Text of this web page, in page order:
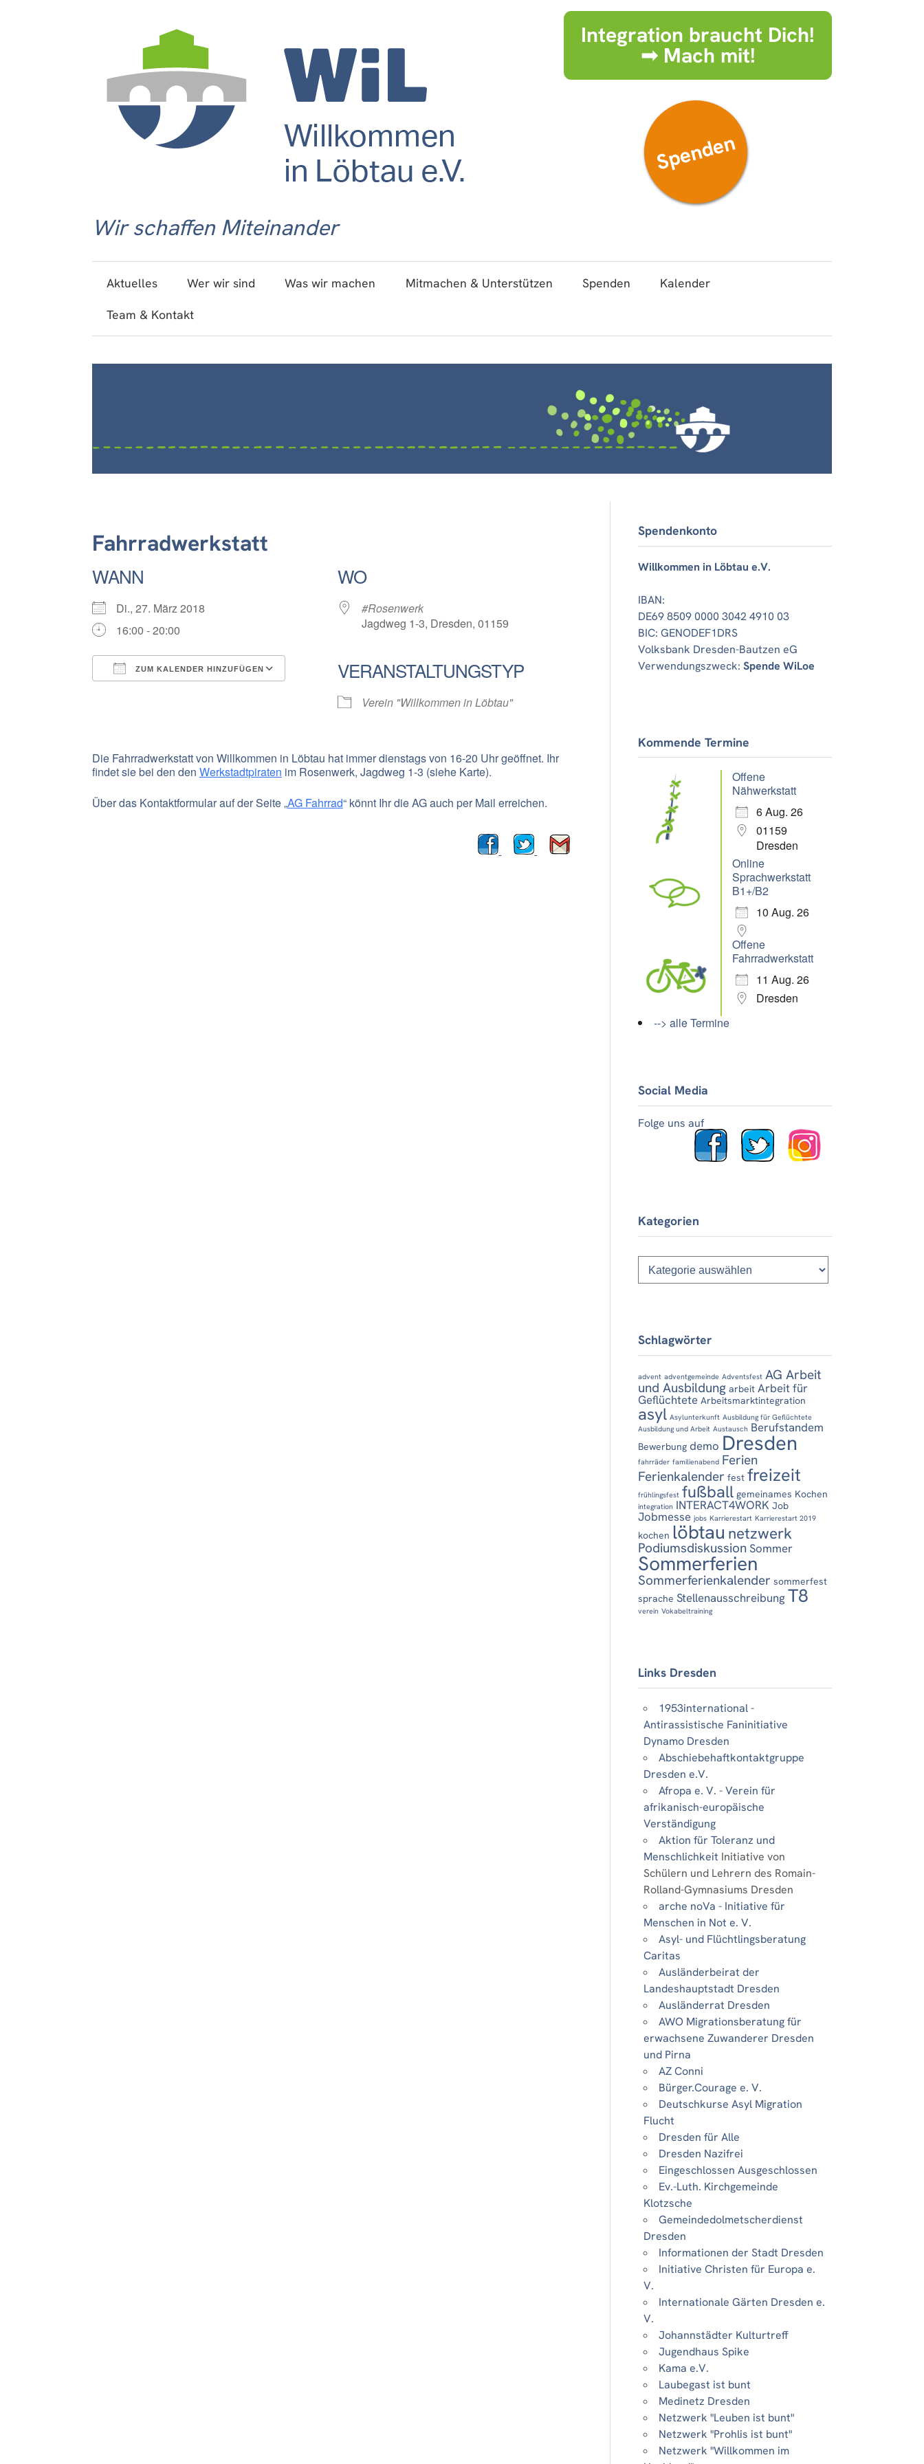
Wir schaffen Miteinander
Integration braucht Dich!
➟ Mach mit!
Spenden
Aktuelles Wer wir sind Was wir machen Mitmachen & Unterstützen Spenden
Kalender
Team & Kontakt
Fahrradwerkstatt
WANN
Di., 27. März 2018
16:00 - 20:00
ZUM KALENDER HINZUFÜGEN
Google Kalender
WO
#Rosenwerk
Jagdweg 1-3, Dresden, 01159
VERANSTALTUNGSTYP
Verein "Willkommen in Löbtau"
Die Fahrradwerkstatt von Willkommen in Löbtau hat immer dienstags von 16-20 Uhr geöffnet. Ihr
findet sie bei den den Werkstadtpiraten im Rosenwerk, Jagdweg 1-3 (siehe Karte).
Über das Kontaktformular auf der Seite „AG Fahrrad“ könnt Ihr die AG auch per Mail erreichen.
Spendenkonto
Willkommen in Löbtau e.V.
IBAN:
DE69 8509 0000 3042 4910 03
BIC: GENODEF1DRS
Volksbank Dresden-Bautzen eG
Verwendungszweck:Spende WiLoe
Kommende Termine
Offene
Nähwerkstatt
6 Aug. 26
01159
Dresden
Online
Sprachwerkstatt
B1+/B2
10 Aug. 26
Offene
Fahrradwerkstatt
11 Aug. 26
Dresden
--> alle Termine
Social Media
Folge uns auf
Kategorien
Kategorien
Schlagwörter
advent adventgemeinde Adventsfest AG Arbeit
und Ausbildung arbeit Arbeit für
Geflüchtete Arbeitsmarktintegration
asyl Asylunterkunft Ausbildung für Geflüchtete
Ausbildung und Arbeit Austausch Berufstandem
Bewerbung demo Dresden
fahrräder familienabend Ferien
Ferienkalender fest freizeit
frühlingsfest fußball gemeinames Kochen
integration INTERACT4WORK Job
Jobmesse jobs Karrierestart Karrierestart 2019
kochen löbtau netzwerk
PodiumsdiskussionSommer
Sommerferien
Sommerferienkalender sommerfest
sprache Stellenausschreibung T8
verein Vokabeltraining
Links Dresden
1953international -
Antirassistische Faninitiative
Dynamo Dresden
Abschiebehaftkontaktgruppe
Dresden e.V.
Afropa e. V. - Verein für
afrikanisch-europäische
Verständigung
Aktion für Toleranz und
Menschlichkeit Initiative von
Schülern und Lehrern des Romain-
Rolland-Gymnasiums Dresden
arche noVa - Initiative für
Menschen in Not e. V.
Asyl- und Flüchtlingsberatung
Caritas
Ausländerbeirat der
Landeshauptstadt Dresden
Ausländerrat Dresden
AWO Migrationsberatung für
erwachsene Zuwanderer Dresden
und Pirna
AZ Conni
Bürger.Courage e. V.
Deutschkurse Asyl Migration
Flucht
Dresden für Alle
Dresden Nazifrei
Eingeschlossen Ausgeschlossen
Ev.-Luth. Kirchgemeinde
Klotzsche
Gemeindedolmetscherdienst
Dresden
Informationen der Stadt Dresden
Initiative Christen für Europa e.
V.
Internationale Gärten Dresden e.
V.
Johannstädter Kulturtreff
Jugendhaus Spike
Kama e.V.
Laubegast ist bunt
Medinetz Dresden
Netzwerk "Leuben ist bunt"
Netzwerk "Prohlis ist bunt"
Netzwerk "Willkommen im